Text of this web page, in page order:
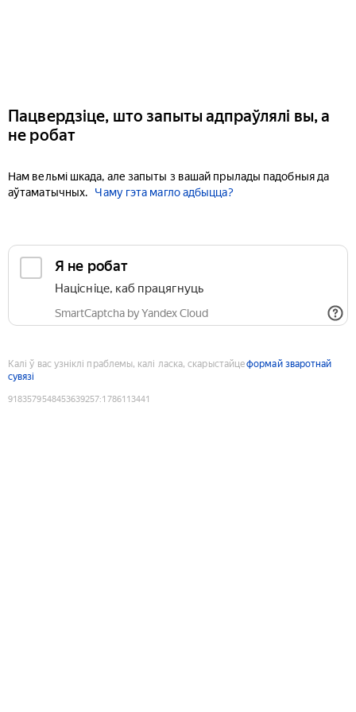
Пацвердзіце, што запыты адпраўлялі вы, а
не робат
Нам вельмі шкада, але запыты з вашай прылады падобныя да
аўтаматычных.
Чаму гэта магло адбыцца?
Я не робат
Націсніце, каб працягнуць
SmartCaptcha by Yandex Cloud
Калі ў вас узніклі праблемы, калі ласка, скарыстайцеформай зваротнай
сувязі
9183579548453639257:1786113441